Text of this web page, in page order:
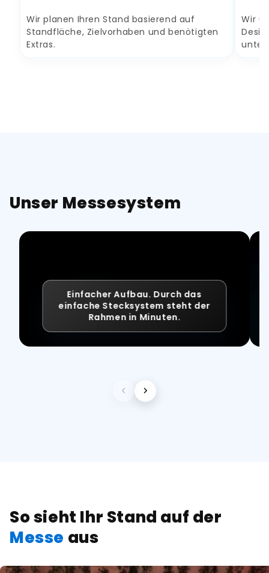
Wir planen Ihren Stand basierend auf
Standfläche, Zielvorhaben und benötigten
Extras.
Wir
Unser Messesystem
Einfacher Aufbau. Durch das
einfache Stecksystem steht der
Rahmen in Minuten.
So sieht Ihr Stand auf der
Messe aus